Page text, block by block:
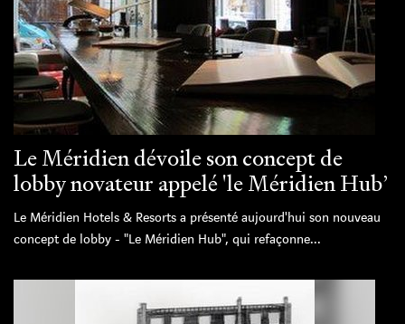
Le Méridien dévoile son concept de
lobby novateur appelé 'le Méridien Hub’
Le Méridien Hotels & Resorts a présenté aujourd'hui son nouveau
concept de lobby - "Le Méridien Hub", qui refaçonne...